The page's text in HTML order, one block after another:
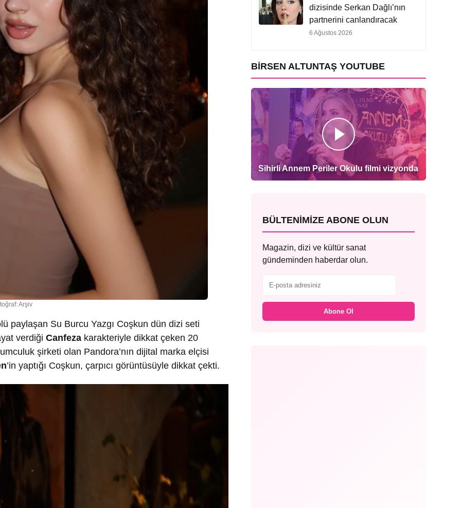
Arşiv
paylaşan Su Burcu Yazgı Coşkun dün dizi seti
verdiği Canfeza karakteriyle dikkat çeken 20
şirketi olan Pandora’nın dijital marka elçisi
’in yaptığı Coşkun, çarpıcı görüntüsüyle dikkat çekti.
dizisinde Serkan Dağlı’nın
partnerini canlandıracak
6 Ağustos 2026
BIRSEN ALTUNTAŞ YOUTUBE
Sihirli Annem Periler Okulu filmi vizyonda
BÜLTENIMIZE ABONE OLUN
Magazin, dizi ve kültür sanat
gündeminden haberdar olun.
Abone Ol